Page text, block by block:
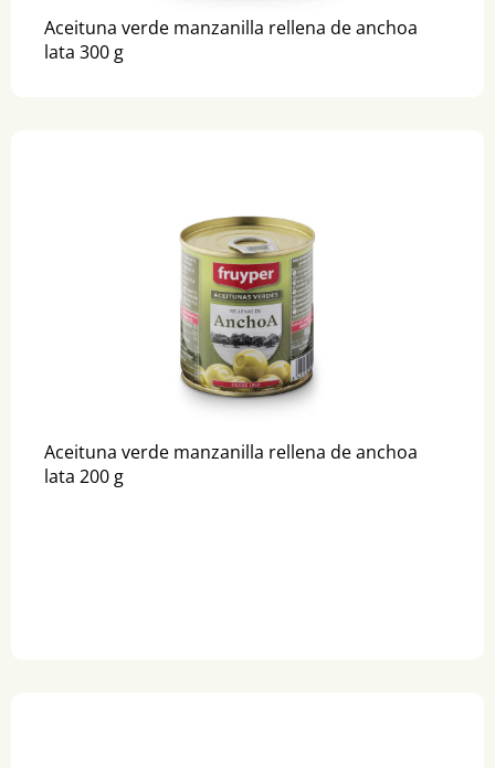
Aceituna verde manzanilla rellena de anchoa
lata 300 g
Aceituna verde manzanilla rellena de anchoa
lata 200 g